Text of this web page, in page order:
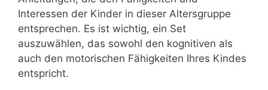
Interessen der Kinder in dieser Altersgruppe
entsprechen. Es ist wichtig, ein Set
auszuwählen, das sowohl den kognitiven als
auch den motorischen Fähigkeiten Ihres Kindes
entspricht.